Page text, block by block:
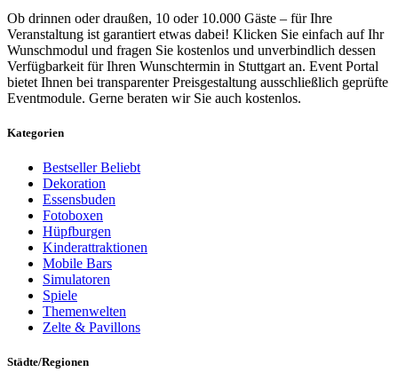
Ob drinnen oder draußen, 10 oder 10.000 Gäste – für Ihre
Veranstaltung ist garantiert etwas dabei! Klicken Sie einfach auf Ihr
Wunschmodul und fragen Sie kostenlos und unverbindlich dessen
Verfügbarkeit für Ihren Wunschtermin in Stuttgart an. Event Portal
bietet Ihnen bei transparenter Preisgestaltung ausschließlich geprüfte
Eventmodule. Gerne beraten wir Sie auch kostenlos.
Kategorien
BestsellerBeliebt
Dekoration
Essensbuden
Fotoboxen
Hüpfburgen
Kinderattraktionen
Mobile Bars
Simulatoren
Spiele
Themenwelten
Zelte & Pavillons
Städte/Regionen